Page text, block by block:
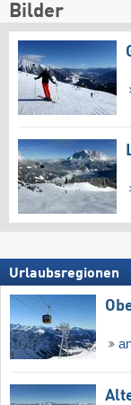
Bilder
Urlaubsregionen